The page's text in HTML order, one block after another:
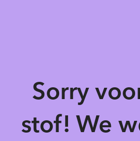
Sorry
stof! We